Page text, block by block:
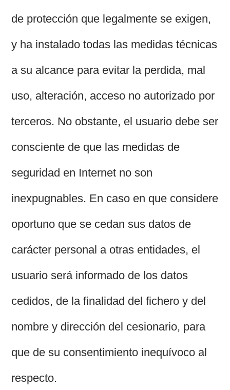
de protección que legalmente se exigen,
y ha instalado todas las medidas técnicas
a su alcance para evitar la perdida, mal
uso, alteración, acceso no autorizado por
terceros. No obstante, el usuario debe ser
consciente de que las medidas de
seguridad en Internet no son
inexpugnables. En caso en que considere
oportuno que se cedan sus datos de
carácter personal a otras entidades, el
usuario será informado de los datos
cedidos, de la finalidad del fichero y del
nombre y dirección del cesionario, para
que de su consentimiento inequívoco al
respecto.